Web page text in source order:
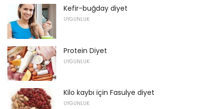
Kefir-buğday diyet
UYGUNLUK
Protein Diyet
UYGUNLUK
Kilo kaybı için Fasulye diyet
UYGUNLUK